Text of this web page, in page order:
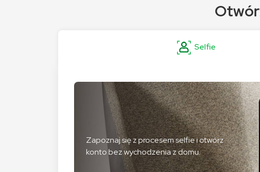
Selfie
Zapoznaj się z procesem selfie i otwórz
konto bez wychodzenia z domu.